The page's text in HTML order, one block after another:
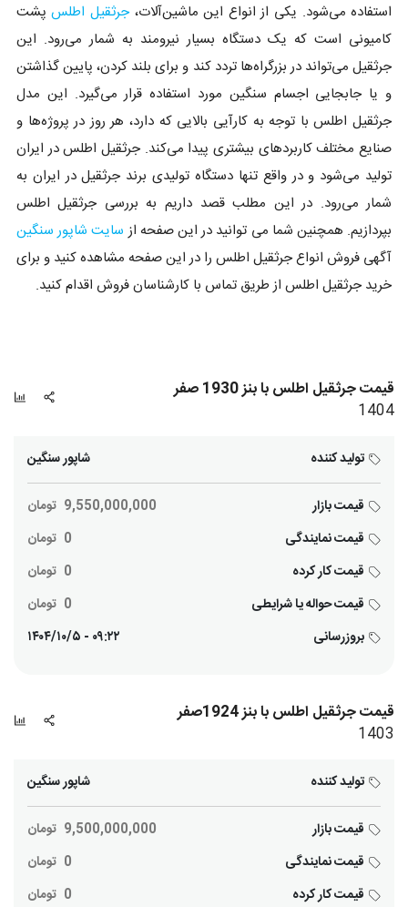
استفاده می‌شود. یکی از انواع این ماشین‌آلات،جرثقیل اطلسپشت
کامیونی است که یک دستگاه بسیار نیرومند به شمار می‌رود. این
جرثقیل می‌تواند در بزرگراه‌ها تردد کند و برای بلند کردن، پایین گذاشتن
و یا جابجایی اجسام سنگین مورد استفاده قرار می‌گیرد. این مدل
جرثقیل اطلس با توجه به کارآیی بالایی که دارد، هر روز در پروژه‌ها و
صنایع مختلف کاربردهای بیشتری پیدا می‌کند. جرثقیل اطلس در ایران
تولید می‌شود و در واقع تنها دستگاه تولیدی برند جرثقیل در ایران به
شمار می‌رود. در این مطلب قصد داریم به بررسی جرثقیل اطلس
بپردازیم. همچنین شما می توانید در این صفحه از سایت شاپور سنگین
آگهی فروش انواع جرثقیل اطلس را در این صفحه مشاهده کنید و برای
خرید جرثقیل اطلس از طریق تماس با کارشناسان فروش اقدام کنید.
قیمت جرثقیل اطلس با بنز 1930 صفر
1404
تولید کننده شاپور سنگین
قیمت بازار 9,550,000,000 تومان
قیمت نمایندگی
0 تومان
قیمت کار کرده
0 تومان
قیمت حواله یا شرایطی
0 تومان
بروزرسانی
۰۹:۲۲ - ۱۴۰۴/۱۰/۵
قیمت جرثقیل اطلس با بنز 1924صفر
1403
تولید کننده شاپور سنگین
قیمت بازار 9,500,000,000 تومان
قیمت نمایندگی
0 تومان
قیمت کار کرده
0 تومان